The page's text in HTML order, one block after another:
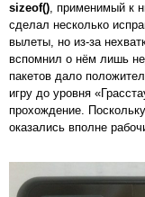
sizeof(), применимый к
сделал несколько
вылеты, но из-за
вспомнил о нём лишь
пакетов дало
игру до уровня
прохождение.
оказались вполне